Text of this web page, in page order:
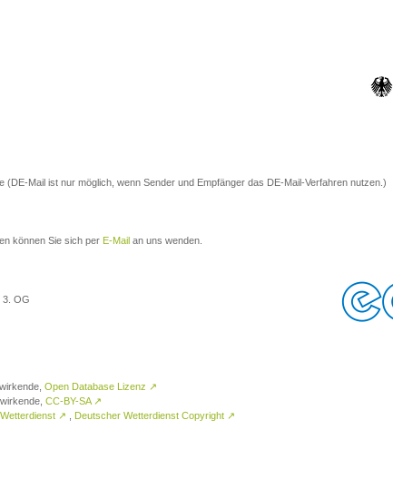
(DE-Mail ist nur möglich, wenn Sender und Empfänger das DE-Mail-Verfahren nutzen.)
können Sie sich per E-Mail an uns wenden.
3. OG
Open Database Lizenz ↗
CC-BY-SA ↗
↗ Deutscher Wetterdienst Copyright ↗